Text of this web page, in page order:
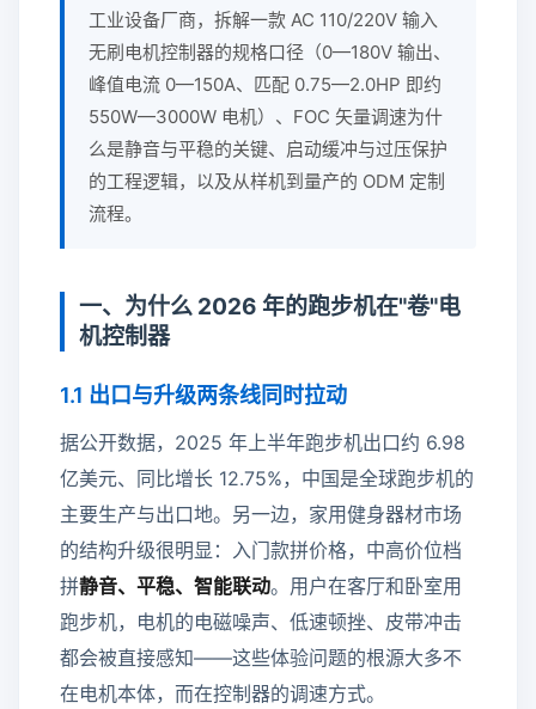
工业设备厂商，拆解一款 AC 110/220V 输入
无刷电机控制器的规格口径（0—180V 输出、
峰值电流 0—150A、匹配 0.75—2.0HP 即约
550W—3000W 电机）、FOC 矢量调速为什
么是静音与平稳的关键、启动缓冲与过压保护
的工程逻辑，以及从样机到量产的 ODM 定制
流程。
一、为什么 2026 年的跑步机在"卷"电
机控制器
1.1 出口与升级两条线同时拉动
据公开数据，2025 年上半年跑步机出口约 6.98
亿美元、同比增长 12.75%，中国是全球跑步机的
主要生产与出口地。另一边，家用健身器材市场
的结构升级很明显：入门款拼价格，中高价位档
拼静音、平稳、智能联动。用户在客厅和卧室用
跑步机，电机的电磁噪声、低速顿挫、皮带冲击
都会被直接感知——这些体验问题的根源大多不
在电机本体，而在控制器的调速方式。